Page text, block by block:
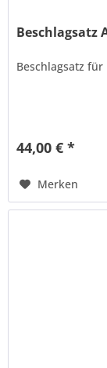
Beschlagsatz
Beschlagsatz
44,00 € *
Merken